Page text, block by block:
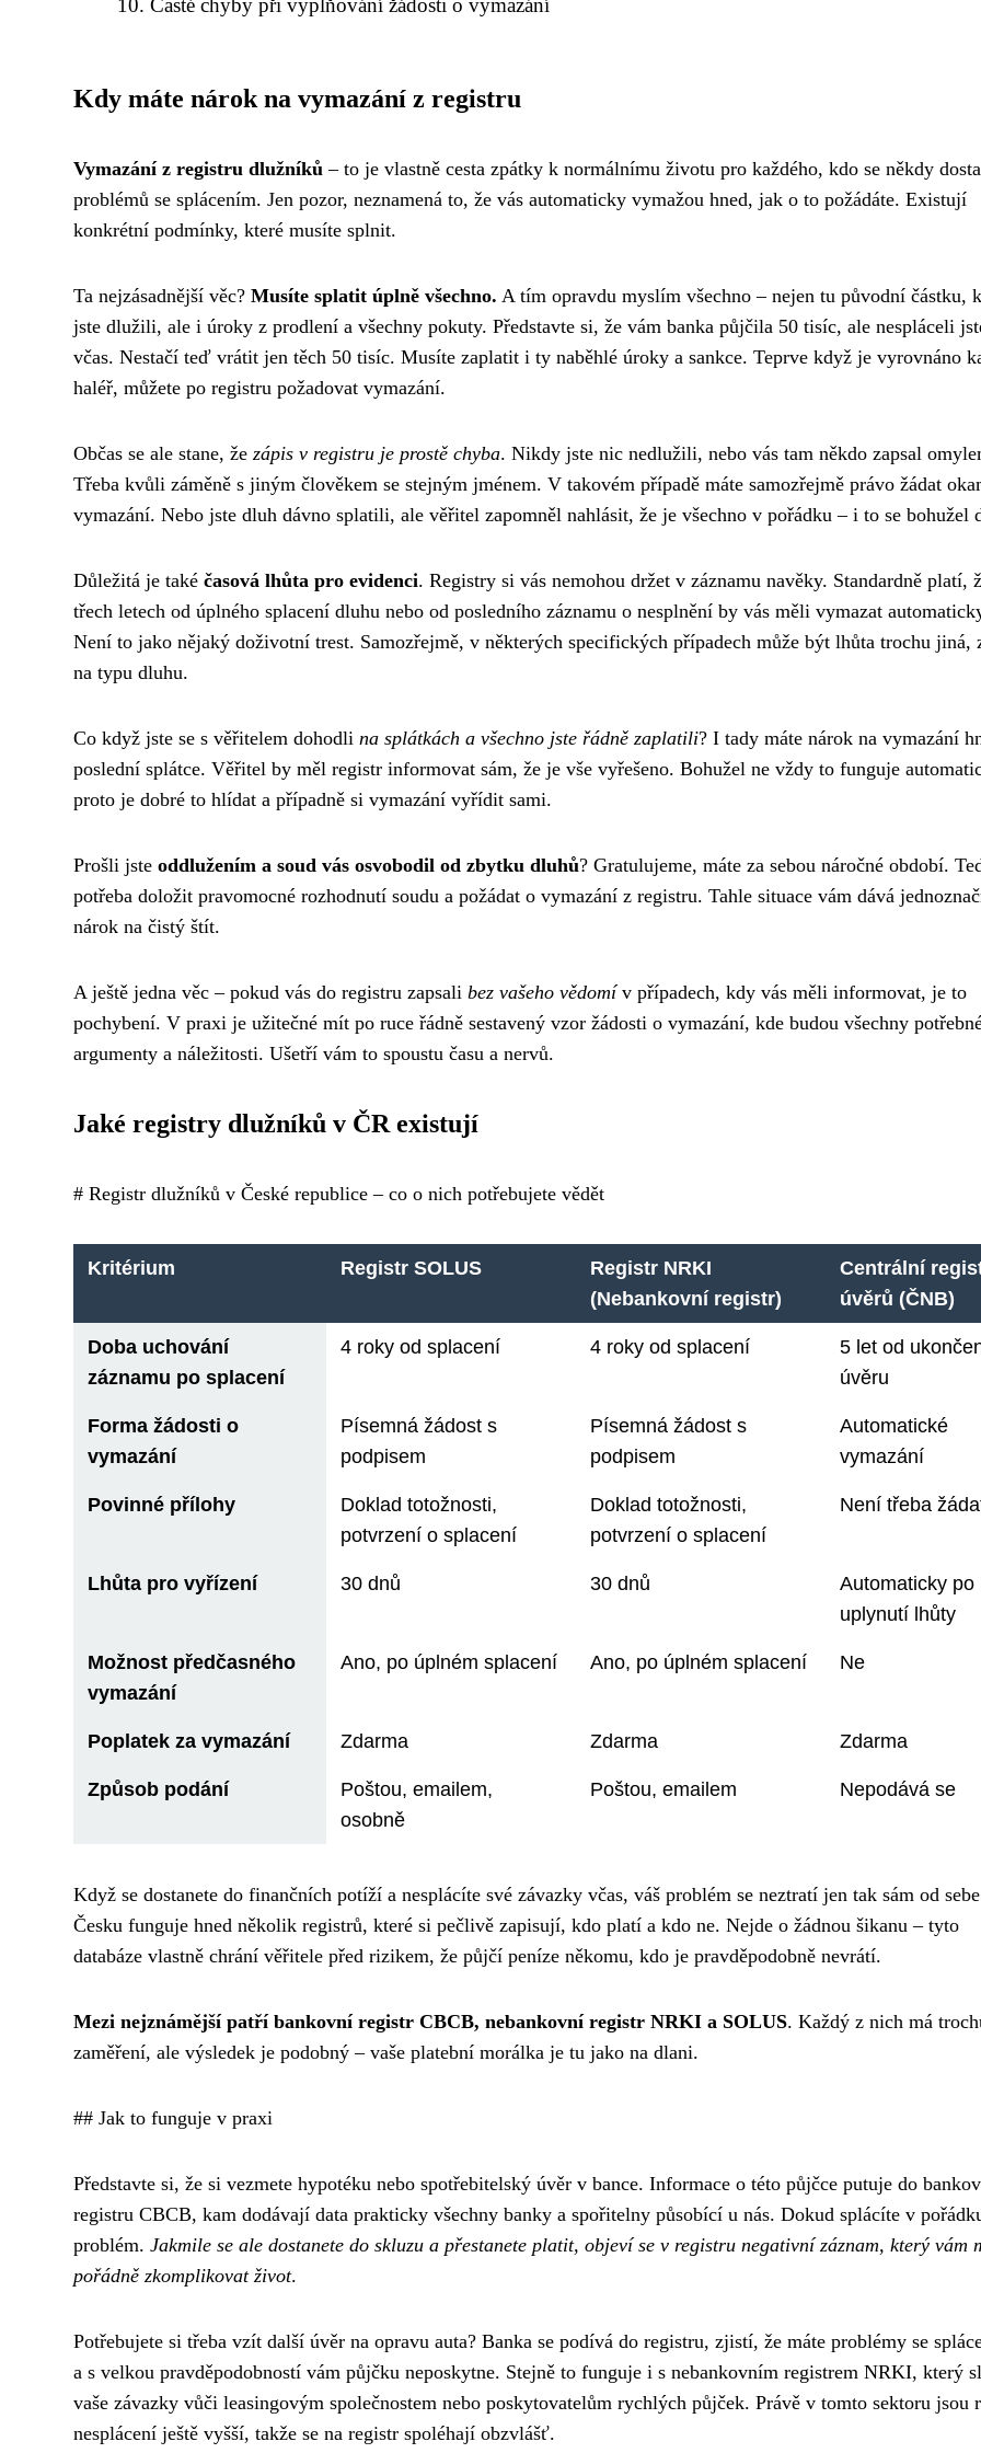
Časté chyby při vyplňování žádosti o vymazání
Kdy máte nárok na vymazání z registru
Vymazání z registru dlužníků – to je vlastně cesta zpátky k normálnímu životu pro každého, kdo se někdy
problémů se splácením. Jen pozor, neznamená to, že vás automaticky vymažou hned, jak o to požádáte. Existují
konkrétní podmínky, které musíte splnit.
Ta nejzásadnější věc? Musíte splatit úplně všechno. A tím opravdu myslím všechno – nejen tu původní částku,
jste dlužili, ale i úroky z prodlení a všechny pokuty. Představte si, že vám banka půjčila 50 tisíc, ale nespláceli
včas. Nestačí teď vrátit jen těch 50 tisíc. Musíte zaplatit i ty naběhlé úroky a sankce. Teprve když je vyrovnáno
haléř, můžete po registru požadovat vymazání.
Občas se ale stane, že zápis v registru je prostě chyba. Nikdy jste nic nedlužili, nebo vás tam někdo zapsal
Třeba kvůli záměně s jiným člověkem se stejným jménem. V takovém případě máte samozřejmě právo žádat
vymazání. Nebo jste dluh dávno splatili, ale věřitel zapomněl nahlásit, že je všechno v pořádku – i to se bohužel
Důležitá je také časová lhůta pro evidenci. Registry si vás nemohou držet v záznamu navěky. Standardně platí,
třech letech od úplného splacení dluhu nebo od posledního záznamu o nesplnění by vás měli vymazat
Není to jako nějaký doživotní trest. Samozřejmě, v některých specifických případech může být lhůta trochu jiná,
na typu dluhu.
Co když jste se s věřitelem dohodli na splátkách a všechno jste řádně zaplatili? I tady máte nárok na vymazání
poslední splátce. Věřitel by měl registr informovat sám, že je vše vyřešeno. Bohužel ne vždy to funguje
proto je dobré to hlídat a případně si vymazání vyřídit sami.
Prošli jste oddlužením a soud vás osvobodil od zbytku dluhů? Gratulujeme, máte za sebou náročné období.
potřeba doložit pravomocné rozhodnutí soudu a požádat o vymazání z registru. Tahle situace vám dává
nárok na čistý štít.
A ještě jedna věc – pokud vás do registru zapsali bez vašeho vědomív případech, kdy vás měli informovat, je to
pochybení. V praxi je užitečné mít po ruce řádně sestavený vzor žádosti o vymazání, kde budou všechny
argumenty a náležitosti. Ušetří vám to spoustu času a nervů.
Jaké registry dlužníků v ČR existují
# Registr dlužníků v České republice – co o nich potřebujete vědět
Kritérium Registr SOLUS
Registr NRKI
(Nebankovní registr)
Centrální
úvěrů (ČNB)
Doba uchování
záznamu po splacení
4 roky od splacení 4 roky od splacení
5 let od
úvěru
Forma žádosti o
vymazání
Písemná žádost s
podpisem
Písemná žádost s
podpisem
Automatické
vymazání
Povinné přílohy
Doklad totožnosti,
potvrzení o splacení
Doklad totožnosti,
potvrzení o splacení
Není třeba
Lhůta pro vyřízení 30 dnů 30 dnů
Automaticky po
uplynutí lhůty
Možnost předčasného
vymazání
Ano, po úplném splacení Ano, po úplném splacení Ne
Poplatek za vymazání Zdarma Zdarma Zdarma
Způsob podání
Poštou, emailem,
osobně
Poštou, emailem Nepodává se
Když se dostanete do finančních potíží a nesplácíte své závazky včas, váš problém se neztratí jen tak sám od
Česku funguje hned několik registrů, které si pečlivě zapisují, kdo platí a kdo ne. Nejde o žádnou šikanu – tyto
databáze vlastně chrání věřitele před rizikem, že půjčí peníze někomu, kdo je pravděpodobně nevrátí.
Mezi nejznámější patří bankovní registr CBCB, nebankovní registr NRKI a SOLUS. Každý z nich má
zaměření, ale výsledek je podobný – vaše platební morálka je tu jako na dlani.
## Jak to funguje v praxi
Představte si, že si vezmete hypotéku nebo spotřebitelský úvěr v bance. Informace o této půjčce putuje do
registru CBCB, kam dodávají data prakticky všechny banky a spořitelny působící u nás. Dokud splácíte v
problém. Jakmile se ale dostanete do skluzu a přestanete platit, objeví se v registru negativní záznam, který vám
pořádně zkomplikovat život.
Potřebujete si třeba vzít další úvěr na opravu auta? Banka se podívá do registru, zjistí, že máte problémy se
a s velkou pravděpodobností vám půjčku neposkytne. Stejně to funguje i s nebankovním registrem NRKI, který
vaše závazky vůči leasingovým společnostem nebo poskytovatelům rychlých půjček. Právě v tomto sektoru jsou
nesplácení ještě vyšší, takže se na registr spoléhají obzvlášť.